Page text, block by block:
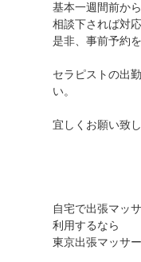
基本一週間前か
相談下されば対
是非、事前予約
セラピストの出
い。
宜しくお願い致し
自宅で出張マッ
利用するなら
東京出張マッサ